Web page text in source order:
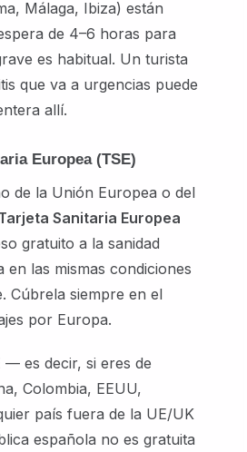
Málaga, Ibiza) están
de 4–6 horas para
es habitual. Un turista
que va a urgencias puede
allí.
Europea (TSE)
de la Unión Europea o del
Sanitaria Europea
gratuito a la sanidad
en las mismas condiciones
Cúbrela siempre en el
por Europa.
— es decir, si eres de
Colombia, EEUU,
país fuera de la UE/UK
española no es gratuita